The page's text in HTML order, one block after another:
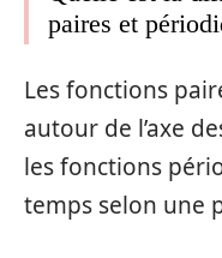
paires et
Les fonctions
autour de l’axe
les fonctions
temps selon une